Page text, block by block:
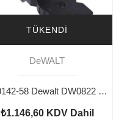
TÜKENDI
DeWALT
5140142-58 Dewalt DW0822 Bağlantı Aparatı
₺1.146,60 KDV Dahil